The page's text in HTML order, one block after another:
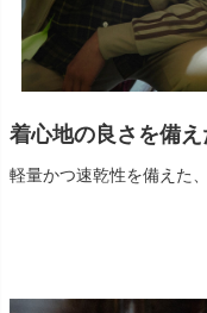
着心地の良さを備
軽量かつ速乾性を備えた